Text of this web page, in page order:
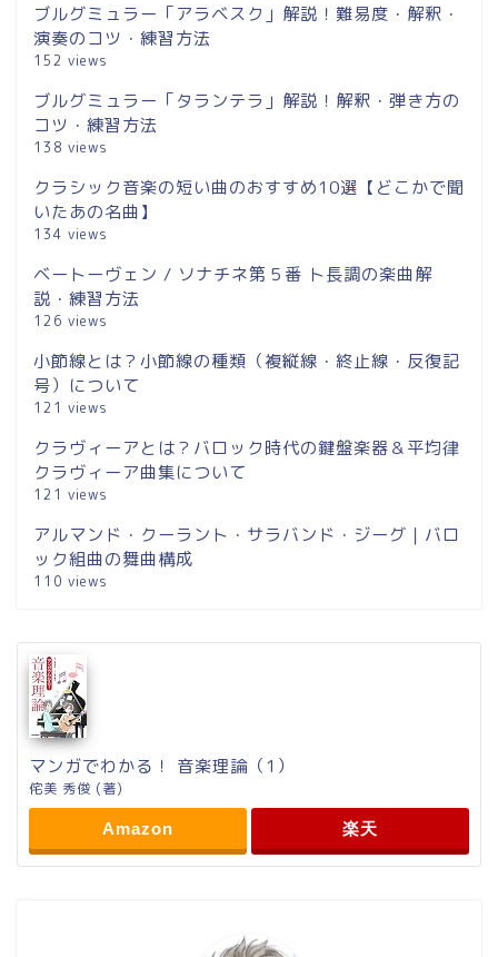
ブルグミュラー「アラベスク」解説！難易度・解釈・
演奏のコツ・練習方法
152 views
ブルグミュラー「タランテラ」解説！解釈・弾き方の
コツ・練習方法
138 views
クラシック音楽の短い曲のおすすめ10選【どこかで聞
いたあの名曲】
134 views
ベートーヴェン / ソナチネ第５番 ト長調の楽曲解
説・練習方法
126 views
小節線とは？小節線の種類（複縦線・終止線・反復記
号）について
121 views
クラヴィーアとは？バロック時代の鍵盤楽器＆平均律
クラヴィーア曲集について
121 views
アルマンド・クーラント・サラバンド・ジーグ｜バロ
ック組曲の舞曲構成
110 views
マンガでわかる！ 音楽理論（1）
侘美 秀俊 (著)
Amazon 楽天